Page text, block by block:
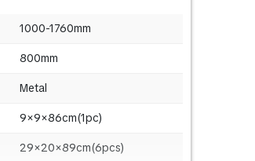
1000-1760mm
800mm
Metal
9×9×86cm(1pc)
29×20×89cm(6pcs)